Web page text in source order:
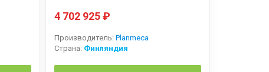
4 702 925₽
Производитель: Planmeca
Страна: Финляндия